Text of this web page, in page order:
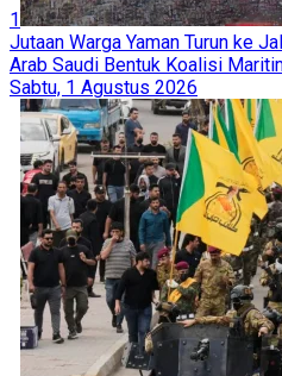
1
Jutaan Warga Yaman Turun ke
Arab Saudi Bentuk Koalisi
Sabtu, 1 Agustus 2026